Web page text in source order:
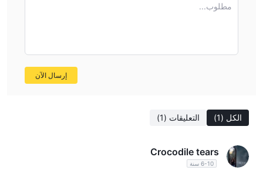
الكل (1) التعليقات (1)
Crocodile tears
6-10 سنة
مطلوب...
إرسال الآن